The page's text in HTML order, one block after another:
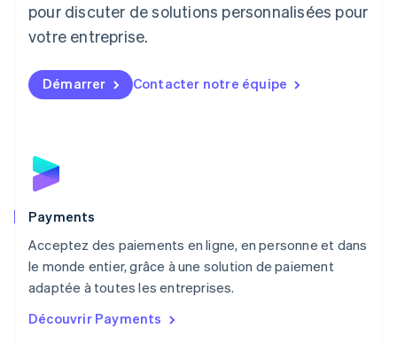
pour discuter de solutions personnalisées pour
votre entreprise.
Démarrer Contacter notre équipe
Payments
Acceptez des paiements en ligne, en personne et dans
le monde entier, grâce à une solution de paiement
adaptée à toutes les entreprises.
Découvrir Payments
Luxembourg
FrançaisDeutschEnglish
English简体中文
Malte
Norvège
English
English
NederlandsEnglish
Pologne
English
PortuguêsEnglish